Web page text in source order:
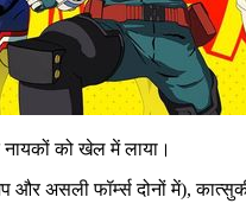
को खेल में लाया।
और असली फॉर्म्स दोनों में),